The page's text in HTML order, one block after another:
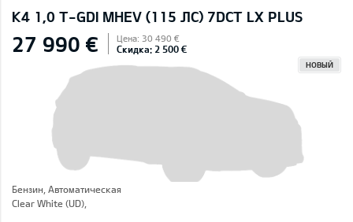
K4 1,0 T-GDI MHEV (115 ЛС) 7DCT LX PLUS
27 990 € Цена: 30 490 €
Скидка: 2 500 €
НОВЫЙ
Бензин, Автоматическая
Clear White (UD),